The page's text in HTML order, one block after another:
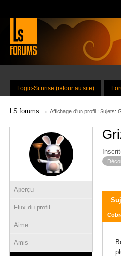
Logic-Sunrise (retour au site)
LS forums → Affichage d'un profil : Sujets:
Aperçu
Flux du profil
Aime
Amis